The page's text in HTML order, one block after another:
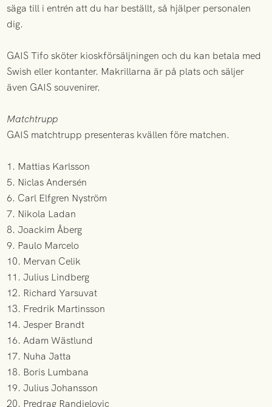
säga till i entrén att du har beställt, så hjälper personalen
dig.
GAIS Tifo sköter kioskförsäljningen och du kan betala med
Swish eller kontanter. Makrillarna är på plats och säljer
även GAIS souvenirer.
Matchtrupp
GAIS matchtrupp presenteras kvällen före matchen.
1. Mattias Karlsson
5. Niclas Andersén
6. Carl Elfgren Nyström
7. Nikola Ladan
8. Joackim Åberg
9. Paulo Marcelo
10. Mervan Celik
11. Julius Lindberg
12. Richard Yarsuvat
13. Fredrik Martinsson
14. Jesper Brandt
16. Adam Wästlund
17. Nuha Jatta
18. Boris Lumbana
19. Julius Johansson
20. Predrag Randjelovic